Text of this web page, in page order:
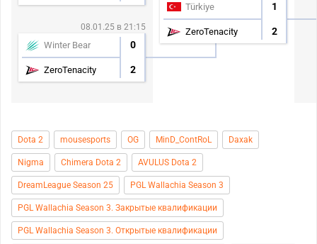
08.01.25 в 21:15
Winter Bear 0
ZeroTenacity 2
Türkiye 1
ZeroTenacity 2
Dota 2 mousesports OG MinD_ContRoL Daxak
Nigma Chimera Dota 2 AVULUS Dota 2
DreamLeague Season 25 PGL Wallachia Season 3
PGL Wallachia Season 3. Закрытые квалификации
PGL Wallachia Season 3. Открытые квалификации